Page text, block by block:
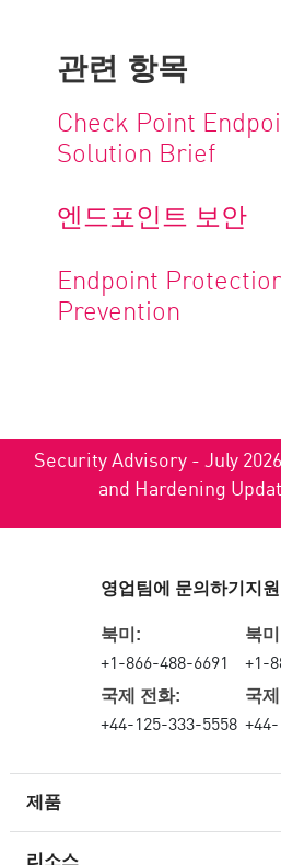
관련 항목
Check Point
Solution Brief
엔드포인트 보안
Endpoint
Prevention
Security Advisory - July
and Hardening
제품
리소스
영업팀에 문의하기
북미:
+1-866-488-6691
국제 전화:
+44-125-333-5558
지
북
+1-
국